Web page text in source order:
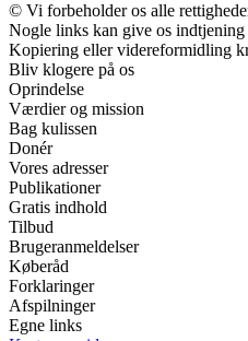
© Vi forbeholder os alle
Nogle links kan give os
Kopiering eller videreformidling
Bliv klogere på os
Oprindelse
Værdier og mission
Bag kulissen
Donér
Vores adresser
Publikationer
Gratis indhold
Tilbud
Brugeranmeldelser
Køberåd
Forklaringer
Afspilninger
Egne links